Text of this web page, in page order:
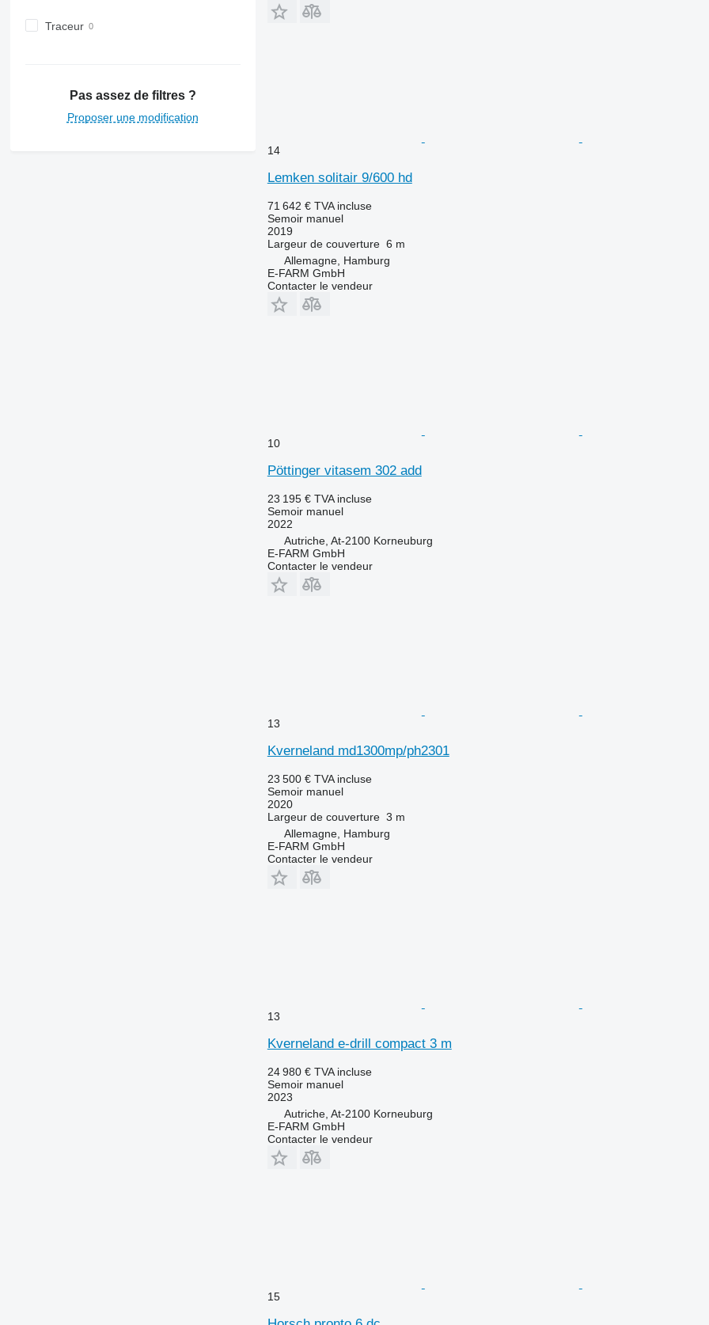
Traceur
Pas assez de filtres ?
Proposer une modification
14
Lemken solitair 9/600 hd
71 642 € TVA incluse
Semoir manuel
2019
Largeur de couverture 6 m
Allemagne, Hamburg
E-FARM GmbH
Contacter le vendeur
10
Pöttinger vitasem 302 add
23 195 € TVA incluse
Semoir manuel
2022
Autriche, At-2100 Korneuburg
E-FARM GmbH
Contacter le vendeur
13
Kverneland md1300mp/ph2301
23 500 € TVA incluse
Semoir manuel
2020
Largeur de couverture 3 m
Allemagne, Hamburg
E-FARM GmbH
Contacter le vendeur
13
Kverneland e-drill compact 3 m
24 980 € TVA incluse
Semoir manuel
2023
Autriche, At-2100 Korneuburg
E-FARM GmbH
Contacter le vendeur
15